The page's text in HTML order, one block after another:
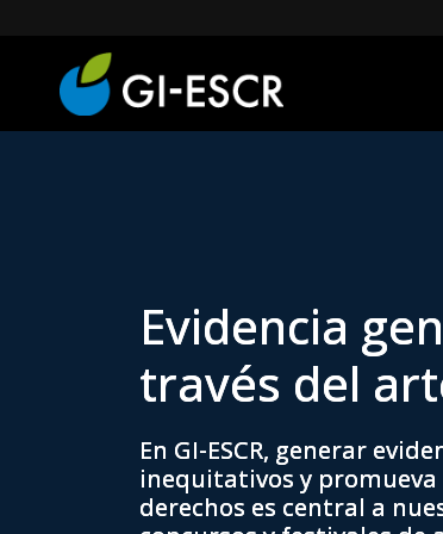
Evidencia
través del
En GI-ESCR, generar
inequitativos y
derechos es central a